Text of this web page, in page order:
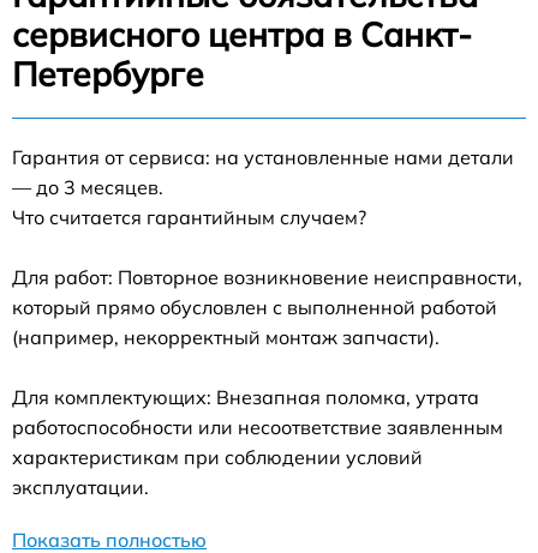
сервисного центра в Санкт-
Петербурге
Гарантия от сервиса: на установленные нами детали
— до 3 месяцев.
Что считается гарантийным случаем?
Для работ: Повторное возникновение неисправности,
который прямо обусловлен с выполненной работой
(например, некорректный монтаж запчасти).
Для комплектующих: Внезапная поломка, утрата
работоспособности или несоответствие заявленным
характеристикам при соблюдении условий
эксплуатации.
Показать полностью